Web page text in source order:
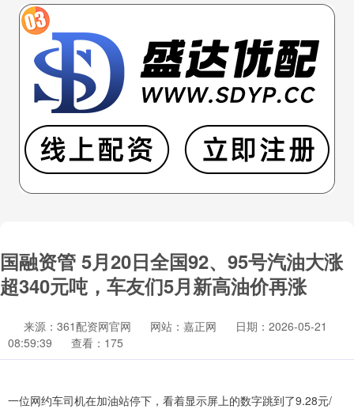
国融资管 5月20日全国92、95号汽油大涨
超340元吨，车友们5月新高油价再涨
来源：361配资网官网 网站：嘉正网
日期：2026-05-21
08:59:39
查看：175
一位网约车司机在加油站停下，看着显示屏上的数字跳到了9.28元/